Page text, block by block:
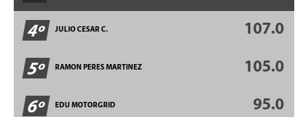
4º JULIO CESAR C. 107.0
5º RAMON PERES MARTINEZ 105.0
6º EDU MOTORGRID 95.0